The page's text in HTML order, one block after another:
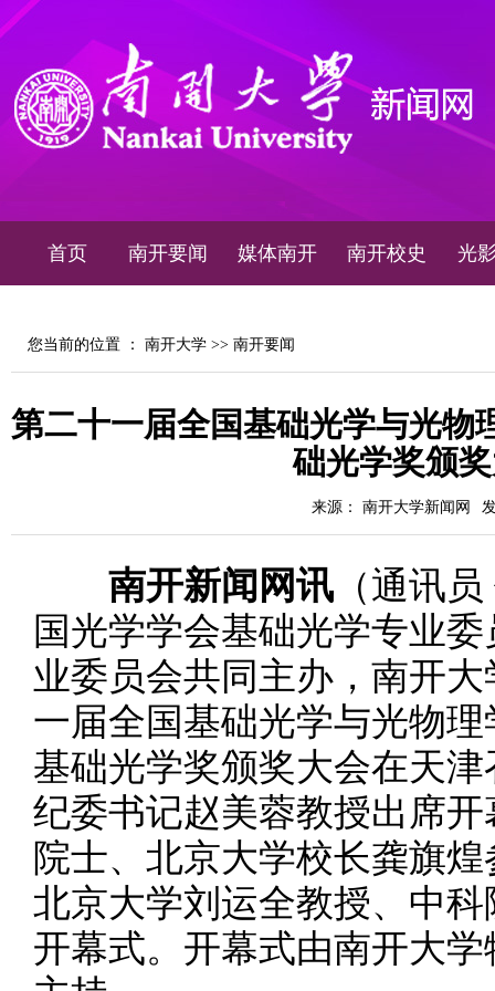
首页 南开要闻 媒体南开 南开校史 光
您当前的位置 ： 南开大学 >> 南开要闻
第二十一届全国基础光学与光物
础光学奖颁
来源： 南开大学新闻网
南开新闻网讯 （通讯
国光学学会基础光学专业
业委员会共同主办，南开
一届全国基础光学与光物
基础光学奖颁奖大会在天
纪委书记赵美蓉教授出席
院士、北京大学校长龚旗
北京大学刘运全教授、中
开幕式。开幕式由南开大